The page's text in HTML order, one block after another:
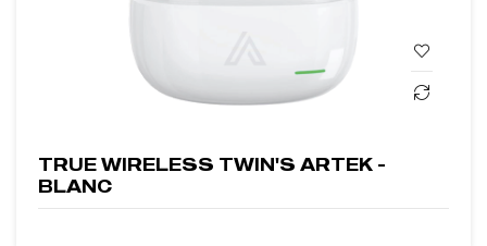
TRUE WIRELESS TWIN'S ARTEK -
BLANC